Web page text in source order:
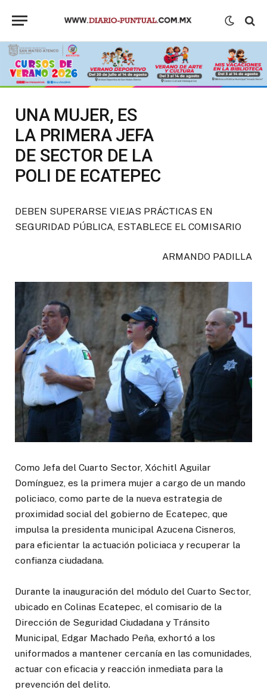
UNA MUJER, ES
LA PRIMERA JEFA
DE SECTOR DE LA
POLI DE ECATEPEC
DEBEN SUPERARSE VIEJAS PRÁCTICAS EN
SEGURIDAD PÚBLICA, ESTABLECE EL COMISARIO
ARMANDO PADILLA
Como Jefa del Cuarto Sector, Xóchitl Aguilar
Domínguez, es la primera mujer a cargo de un mando
policiaco, como parte de la nueva estrategia de
proximidad social del gobierno de Ecatepec, que
impulsa la presidenta municipal Azucena Cisneros,
para eficientar la actuación policiaca y recuperar la
confianza ciudadana.
Durante la inauguración del módulo del Cuarto Sector,
ubicado en Colinas Ecatepec, el comisario de la
Dirección de Seguridad Ciudadana y Tránsito
Municipal, Edgar Machado Peña, exhortó a los
uniformados a mantener cercanía en las comunidades,
actuar con eficacia y reacción inmediata para la
prevención del delito.